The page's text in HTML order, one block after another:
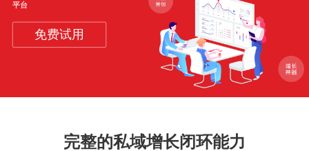
平台
免费试用
完整的私域增长闭环能力